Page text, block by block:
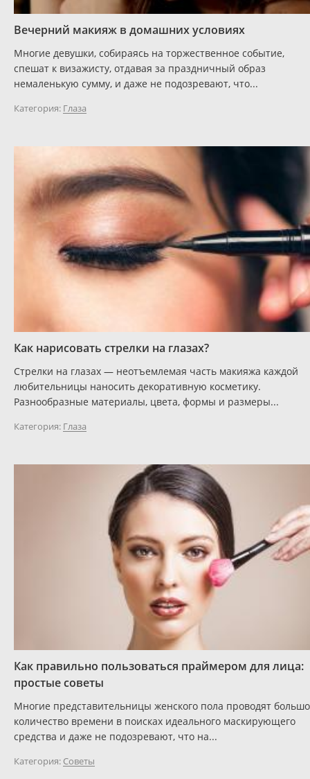
Вечерний макияж в домашних условиях
Многие девушки, собираясь на торжественное событие,
спешат к визажисту, отдавая за праздничный образ
немаленькую сумму, и даже не подозревают, что...
Категория: Глаза
Как нарисовать стрелки на глазах?
Стрелки на глазах — неотъемлемая часть макияжа каждой
любительницы наносить декоративную косметику.
Разнообразные материалы, цвета, формы и размеры...
Категория: Глаза
Как правильно пользоваться праймером для лица:
простые советы
Многие представительницы женского пола проводят
количество времени в поисках идеального маскирующего
средства и даже не подозревают, что на...
Категория: Советы